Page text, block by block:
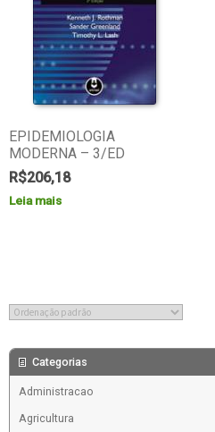
EPIDEMIOLOGIA
MODERNA – 3/ED
R$206,18
Leia mais
Categorias
Administracao
Agricultura